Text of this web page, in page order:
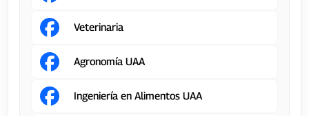
Veterinaria
Agronomía UAA
Ingeniería en Alimentos UAA